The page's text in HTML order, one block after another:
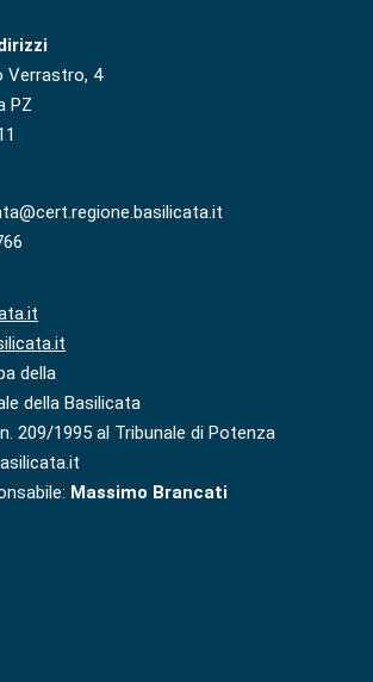
Verrastro, 4
PZ
della
della Basilicata
209/1995 al Tribunale di Potenza
Massimo Brancati